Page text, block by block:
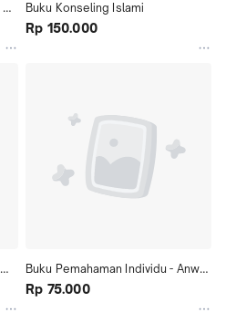
Buku Konseling Islami
Rp 150.000
Buku Pemahaman Individu - Anwar
Sutoyo
Rp 75.000